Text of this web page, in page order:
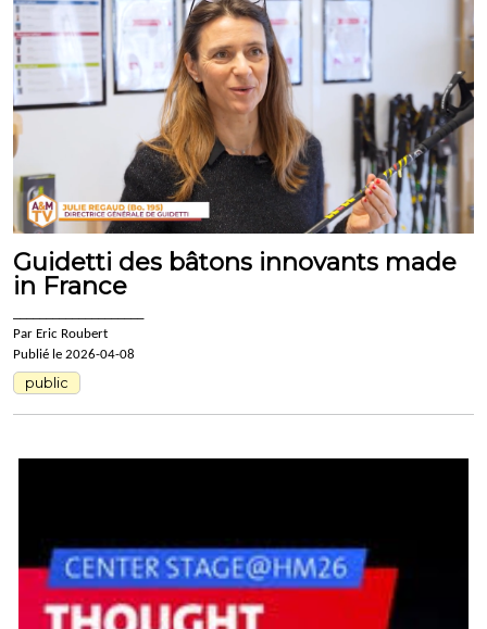
Guidetti des bâtons innovants made
in France
Par Eric Roubert
Publié le 2026-04-08
public